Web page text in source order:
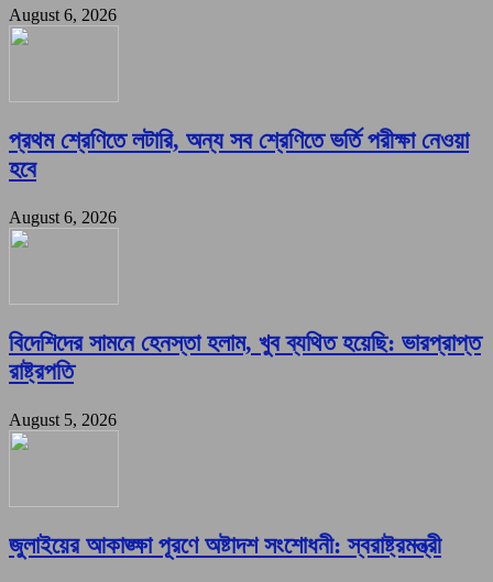
August 6, 2026
প্রথম শ্রেণিতে লটারি, অন্য সব শ্রেণিতে ভর্তি পরীক্ষা নেওয়া
হবে
August 6, 2026
বিদেশিদের সামনে হেনস্তা হলাম, খুব ব্যথিত হয়েছি: ভারপ্রাপ্ত
রাষ্ট্রপতি
August 5, 2026
জুলাইয়ের আকাঙ্ক্ষা পূরণে অষ্টাদশ সংশোধনী: স্বরাষ্ট্রমন্ত্রী